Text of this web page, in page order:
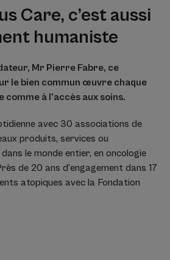
Care, c’est aussi
humaniste
Mr Pierre Fabre, ce
le bien commun œuvre chaque
comme à l’accès aux soins.
avec 30 associations de
produits, services ou
le monde entier, en oncologie
de 20 ans d’engagement dans 17
atopiques avec la Fondation